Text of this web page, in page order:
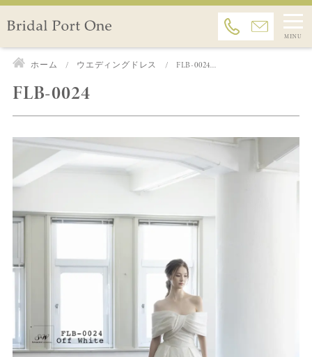
ホーム ウエディングドレス FLB-0024...
FLB-0024